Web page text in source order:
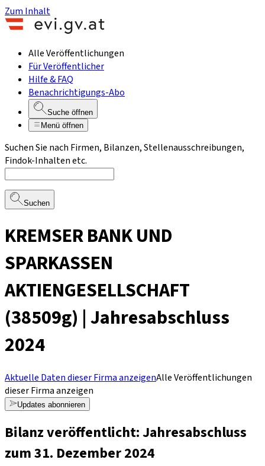
Zum Inhalt
Alle Veröffentlichungen
Für Veröffentlicher
Hilfe & FAQ
Benachrichtigungs-Abo
Suche öffnen
Menü öffnen
Suchen Sie nach Firmen, Bilanzen, Stellenausschreibungen,
Findok-Inhalten etc.
Suchen
KREMSER BANK UND
SPARKASSEN
AKTIENGESELLSCHAFT
(38509g) | Jahresabschluss
2024
Aktuelle Daten dieser Firma anzeigenAlle Veröffentlichungen
dieser Firma anzeigen
Updates abonnieren
Bilanz veröffentlicht: Jahresabschluss
zum 31. Dezember 2024